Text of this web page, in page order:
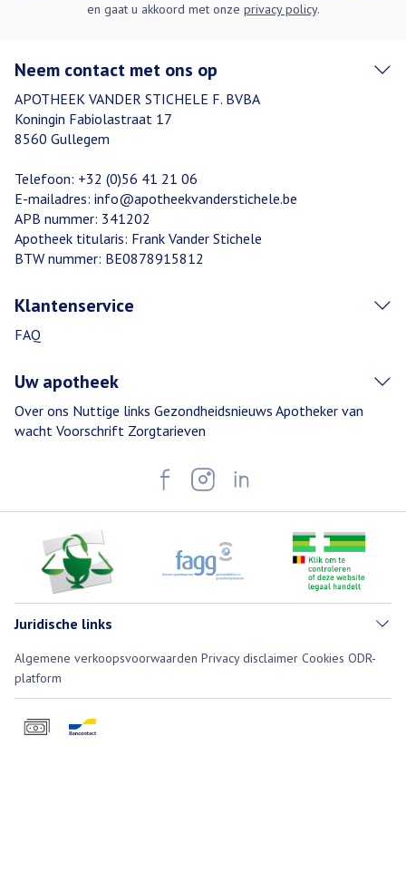
en gaat u akkoord met onze privacy policy.
Neem contact met ons op
APOTHEEK VANDER STICHELE F. BVBA
Koningin Fabiolastraat 17
8560 Gullegem
Telefoon: +32 (0)56 41 21 06
E-mailadres: info@apotheekvanderstichele.be
APB nummer: 341202
Apotheek titularis: Frank Vander Stichele
BTW nummer: BE0878915812
Klantenservice
FAQ
Uw apotheek
Over ons Nuttige links Gezondheidsnieuws Apotheker van
wacht Voorschrift Zorgtarieven
Juridische links
Algemene verkoopsvoorwaarden Privacy disclaimer Cookies ODR-
platform